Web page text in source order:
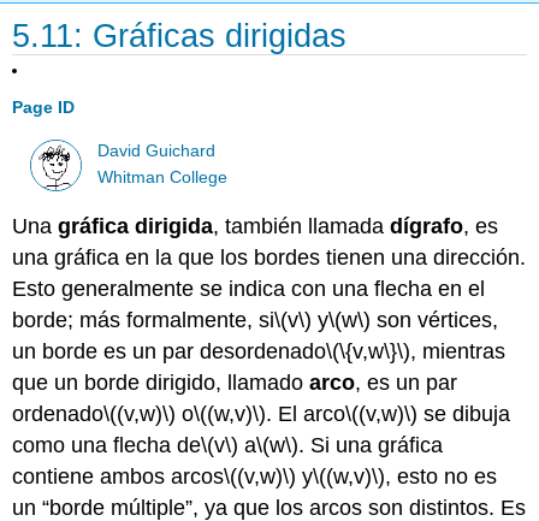
5.11: Gráficas dirigidas
Page ID
David Guichard
Whitman College
Unagráfica dirigida, también llamadadígrafo, es
una gráfica en la que los bordes tienen una dirección.
Esto generalmente se indica con una flecha en el
borde; más formalmente, si\(v\) y\(w\) son vértices,
un borde es un par desordenado\(\{v,w\}\), mientras
que un borde dirigido, llamadoarco, es un par
ordenado\((v,w)\) o\((w,v)\). El arco\((v,w)\) se dibuja
como una flecha de\(v\) a\(w\). Si una gráfica
contiene ambos arcos\((v,w)\) y\((w,v)\), esto no es
un “borde múltiple”, ya que los arcos son distintos. Es